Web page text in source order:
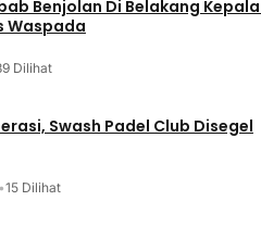
Benjolan Di Belakang
Waspada
Dilihat
Swash Padel Club Disegel
15 Dilihat